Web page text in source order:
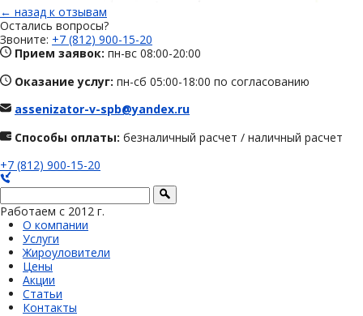
← назад к отзывам
Остались вопросы?
Звоните: +7 (812) 900-15-20
Прием заявок: пн-вс 08:00-20:00
Оказание услуг: пн-сб 05:00-18:00 по согласованию
assenizator-v-spb@yandex.ru
Способы оплаты: безналичный расчет / наличный расчет
+7 (812) 900-15-20
Работаем с 2012 г.
О компании
Услуги
Жироуловители
Цены
Акции
Статьи
Контакты